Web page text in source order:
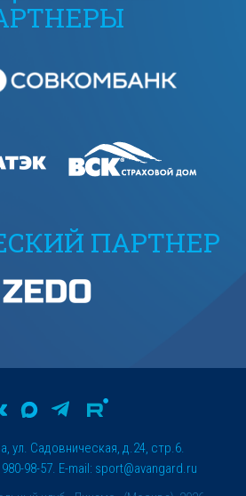
ПАРТНЕР
ул. Садовническая, д.24, стр.6.
98-57. E-mail: sport@avangard.ru